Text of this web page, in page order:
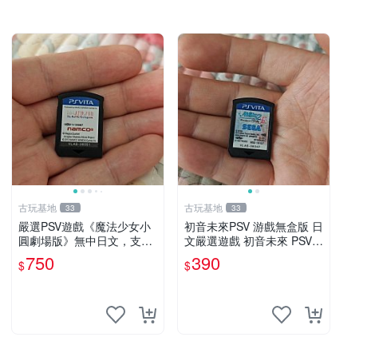
古玩基地 33
嚴選PSV遊戲《魔法少女小
圓劇場版》無中日文，支持
PSVITA平臺，原廠裸卡包
裝。 魔法少女小圓 劇場版
$750
古玩基地 33
初音未來PSV 游戲無盒版 日
文嚴選遊戲 初音未來 PSV 2
F 游戲 日文 版本
$390